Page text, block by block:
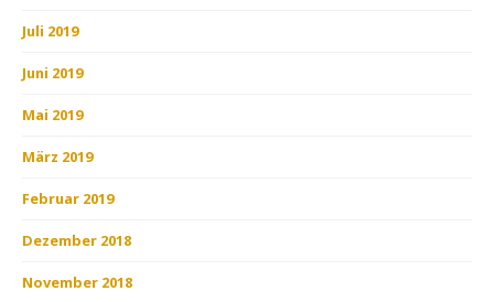
Juli 2019
Juni 2019
Mai 2019
März 2019
Februar 2019
Dezember 2018
November 2018